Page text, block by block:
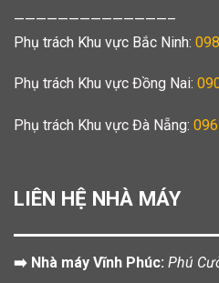
——————————————–
Phụ trách Khu vực Bắc Ninh:
Phụ trách Khu vực Đồng Nai:
Phụ trách Khu vực Đà Nẵng:
LIÊN HỆ NHÀ MÁY
➡️ Nhà máy Vĩnh Phúc: Phú